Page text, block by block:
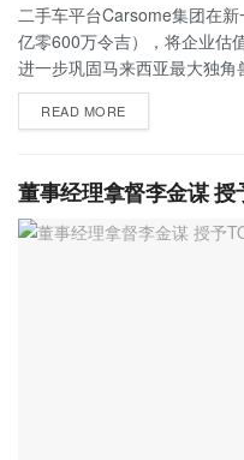
二手车平台Carsome集团在
亿零600万令吉），将企业估
进一步巩固马来西亚最大独角
READ MORE
董事经理拿督李金谋